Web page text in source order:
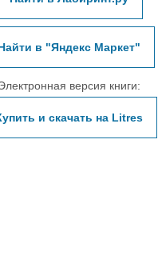
в "Яндекс Маркет"
версия книги:
и скачать на Litres